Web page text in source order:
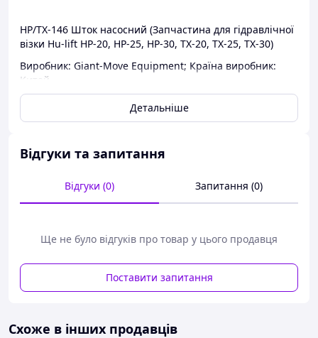
HP/TX-146 Шток насосний (Запчастина для гідравлічної
візки Hu-lift HP-20, HP-25, HP-30, TX-20, TX-25, TX-30)
Виробник: Giant-Move Equipment; Країна виробник:
Китай
Детальніше
Відгуки та запитання
Відгуки (0) Запитання (0)
Ще не було відгуків про товар у цього продавця
Поставити запитання
Схоже в інших продавців